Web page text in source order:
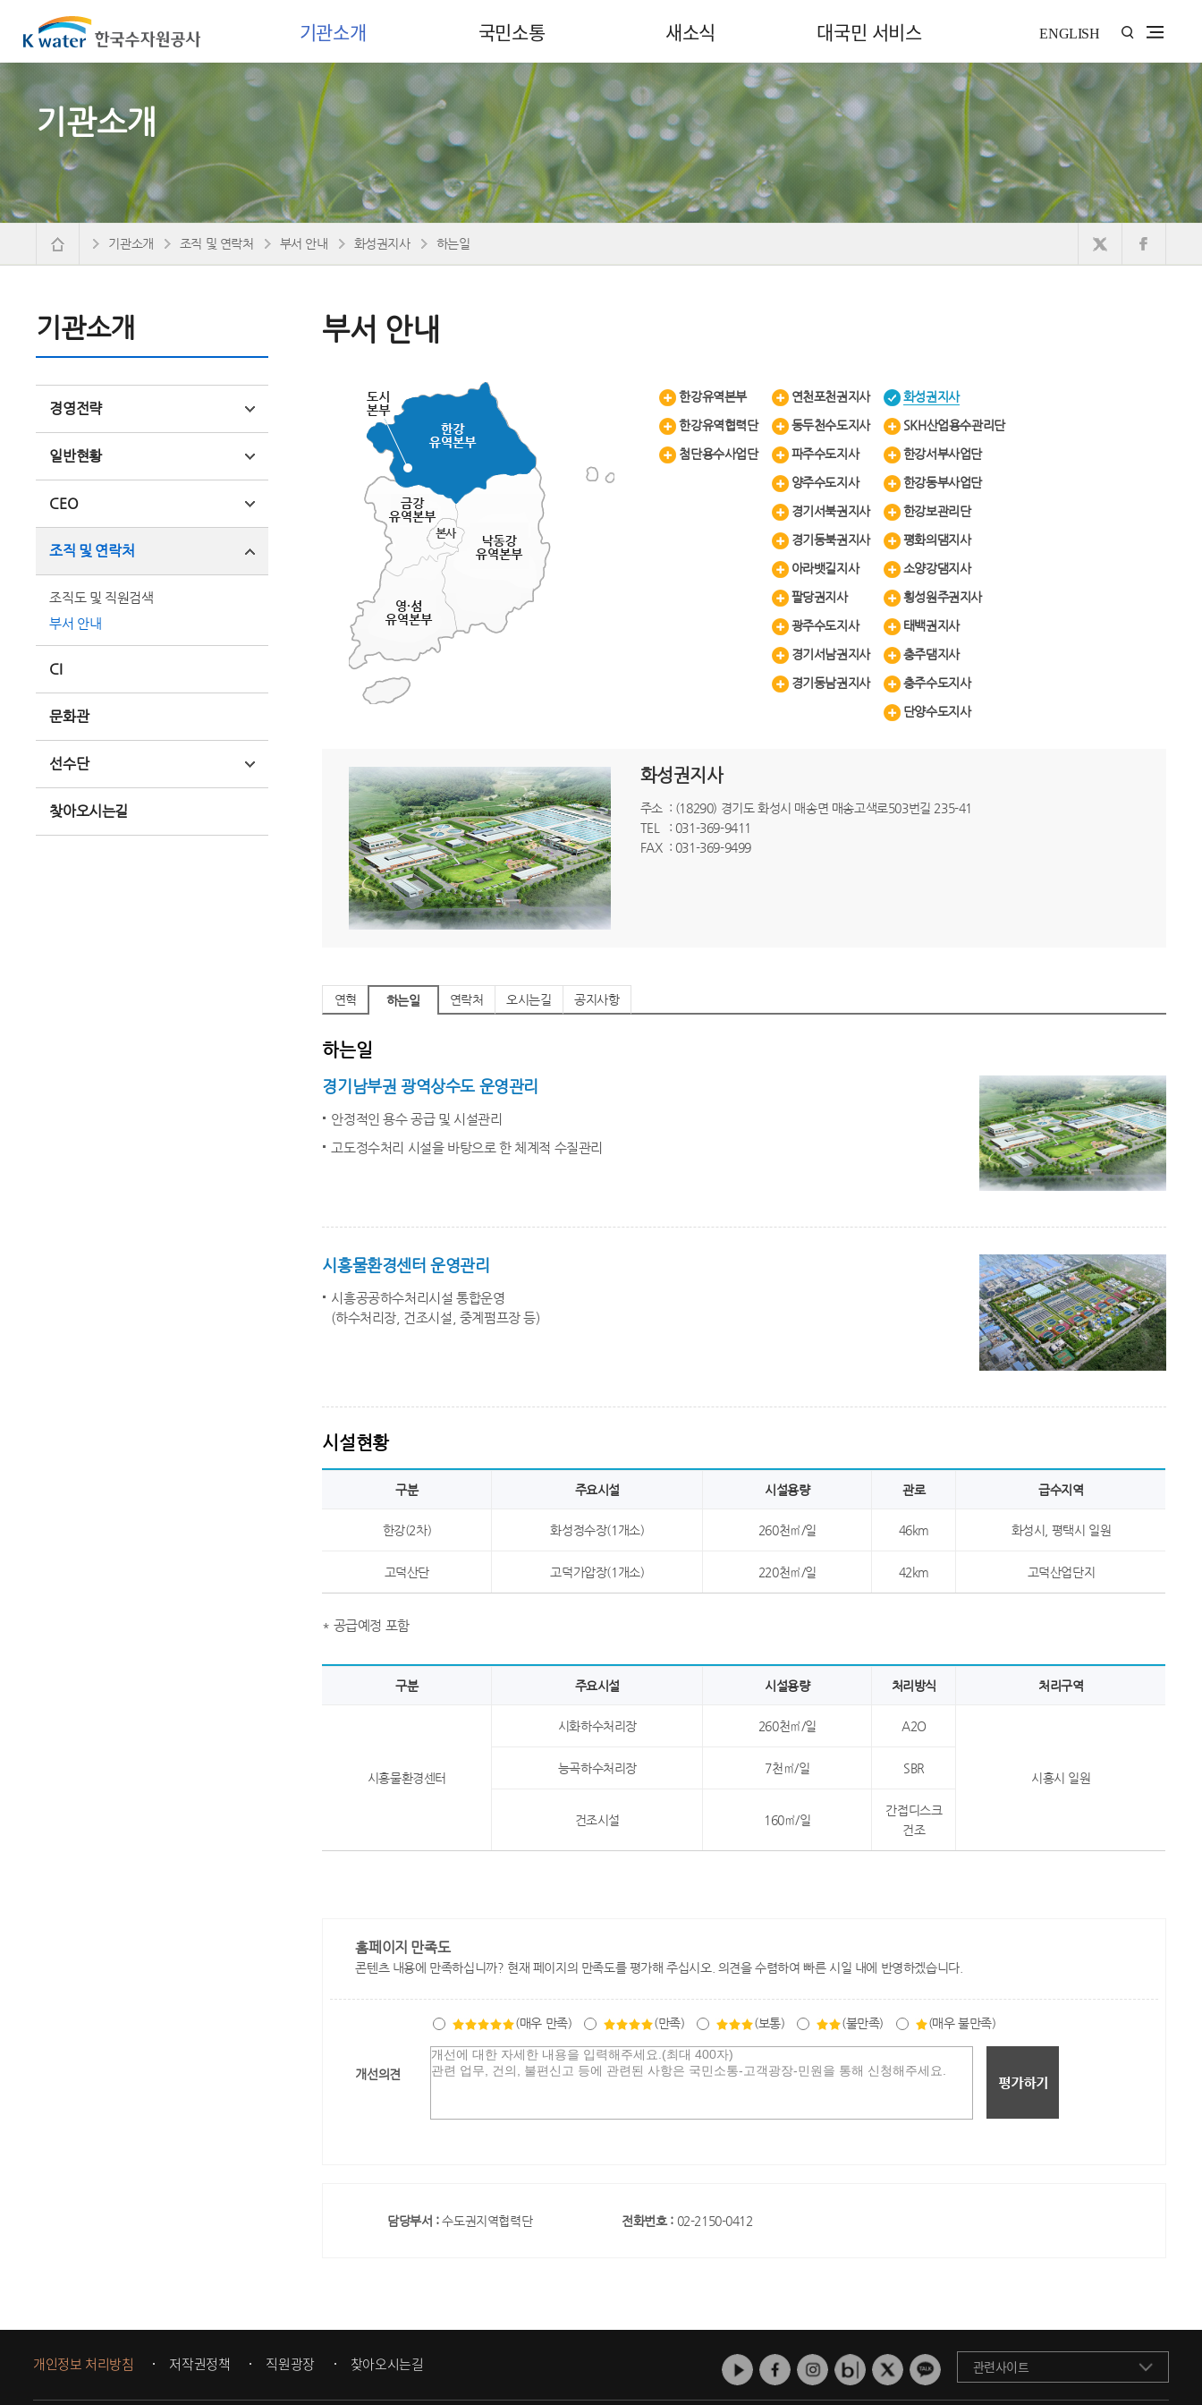
기관소개 국민소통 새소식 대국민 서비스 ENGLISH
기관소개
기관소개
경영전략
일반현황
CEO
조직 및 연락처
조직도 및 직원검색
부서 안내
CI
문화관
선수단
찾아오시는길
기관소개 조직 및 연락처 부서 안내 화성권지사 하는일
부서 안내
한강유역본부
한강유역협력단
첨단용수사업단
연천포천권지사
동두천수도지사
파주수도지사
양주수도지사
경기서북권지사
경기동북권지사
아라뱃길지사
팔당권지사
광주수도지사
경기서남권지사
경기동남권지사
화성권지사
SKH산업용수관리단
한강서부사업단
한강동부사업단
한강보관리단
평화의댐지사
소양강댐지사
횡성원주권지사
태백권지사
충주댐지사
충주수도지사
단양수도지사
화성권지사
주소 : (18290) 경기도 화성시 매송면 매송고색로503번길 235-41
TEL
: 031-369-9411
FAX : 031-369-9499
연혁 하는일 연락처 오시는길 공지사항
하는일
경기남부권 광역상수도 운영관리
안정적인 용수 공급 및 시설관리
고도정수처리 시설을 바탕으로 한 체계적 수질관리
시흥물환경센터 운영관리
시흥공공하수처리시설 통합운영
(하수처리장, 건조시설, 중계펌프장 등)
시설현황
구분 주요시설 시설용량 관로 급수지역
한강(2차) 화성정수장(1개소) 260천㎥/일 46km 화성시, 평택시 일원
고덕산단 고덕가압장(1개소) 220천㎥/일 42km 고덕산업단지
* 공급예정 포함
구분 주요시설 시설용량 처리방식 처리구역
시흥물환경센터
시화하수처리장 260천㎥/일 A2O
시흥시 일원
능곡하수처리장 7천㎥/일 SBR
건조시설 160㎥/일
간접디스크
건조
홈페이지 만족도
콘텐츠 내용에 만족하십니까? 현재 페이지의 만족도를 평가해 주십시오. 의견을 수렴하여 빠른 시일 내에 반영하겠습니다.
(매우 만족) (만족) (보통) (불만족) (매우 불만족)
개선의견
담당부서 :수도권지역협력단 전화번호 : 02-2150-0412
개인정보 처리방침 저작권정책 직원광장 찾아오시는길 관련사이트